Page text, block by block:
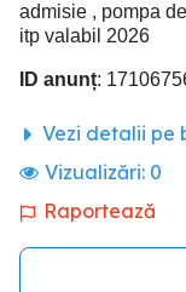
admisie , pompa
itp valabil 2026
ID anunț:
Vezi detalii pe
Vizualizări: 0
Raportează